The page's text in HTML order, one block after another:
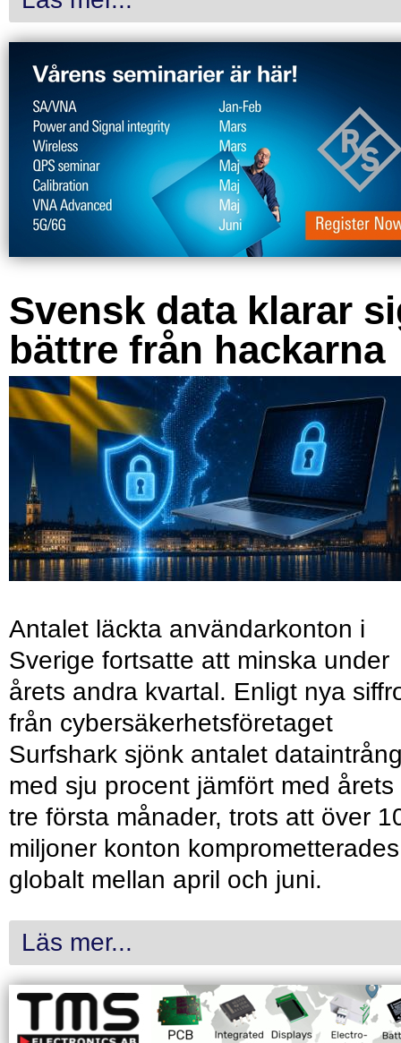
Svensk data klarar
bättre från hackarna
Antalet läckta användarkonton i
Sverige fortsatte att minska under
årets andra kvartal. Enligt nya
från cybersäkerhetsföretaget
Surfshark sjönk antalet
med sju procent jämfört med årets
tre första månader, trots att över
miljoner konton komprometterades
globalt mellan april och juni.
Läs mer...